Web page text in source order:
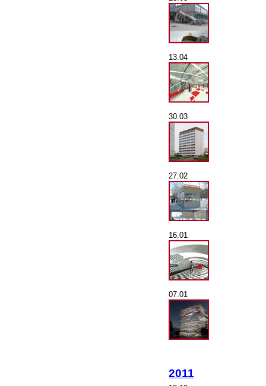
13.04
30.03
27.02
16.01
07.01
2011